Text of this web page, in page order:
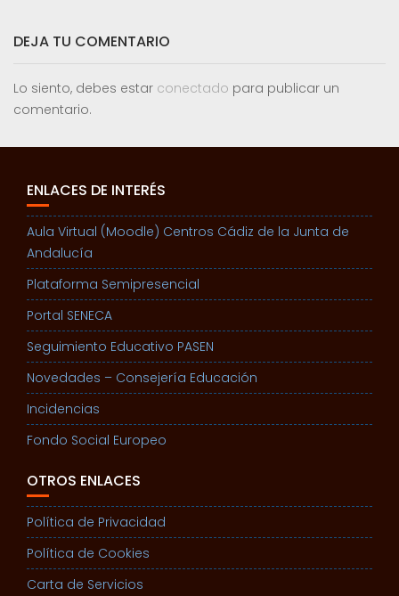
DEJA TU COMENTARIO
Lo siento, debes estar conectado para publicar un
comentario.
ENLACES DE INTERÉS
Aula Virtual (Moodle) Centros Cádiz de la Junta de
Andalucía
Plataforma Semipresencial
Portal SENECA
Seguimiento Educativo PASEN
Novedades – Consejería Educación
Incidencias
Fondo Social Europeo
OTROS ENLACES
Política de Privacidad
Política de Cookies
Carta de Servicios